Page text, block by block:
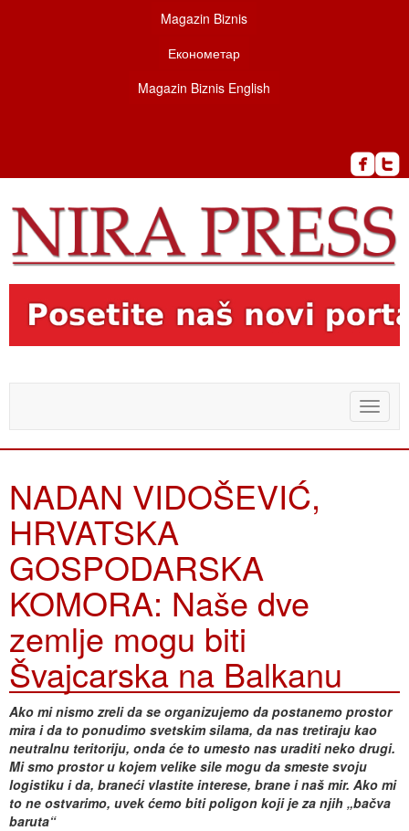
Magazin Biznis
Економетар
Magazin Biznis English
Toggle
NADAN VIDOŠEVIĆ,
HRVATSKA
GOSPODARSKA
KOMORA: Naše dve
zemlje mogu biti
Švajcarska na Balkanu
Ako mi nismo zreli da se organizujemo da postanemo prostor
mira i da to ponudimo svetskim silama, da nas tretiraju kao
neutralnu teritoriju, onda će to umesto nas uraditi neko drugi.
Mi smo prostor u kojem velike sile mogu da smeste svoju
logistiku i da, braneći vlastite interese, brane i naš mir. Ako mi
to ne ostvarimo, uvek ćemo biti poligon koji je za njih „bačva
baruta“